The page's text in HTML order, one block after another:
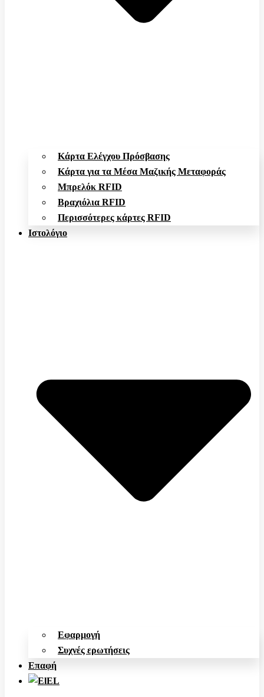
Κάρτα Ελέγχου Πρόσβασης
Κάρτα για τα Μέσα Μαζικής Μεταφοράς
Μπρελόκ RFID
Βραχιόλια RFID
Περισσότερες κάρτες RFID
Ιστολόγιο
Εφαρμογή
Συχνές ερωτήσεις
Επαφή
EL